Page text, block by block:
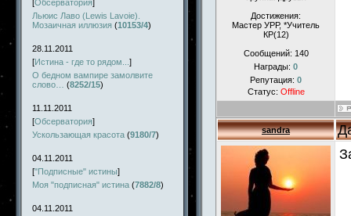
[Обсерватория]
Льюис Лаво (Lewis Lavoie).
Мозаичная иллюзия (10153/4)
28.11.2011
[Истина - где то рядом... ]
О бедном вампире замолвите
слово…
(8252/15)
11.11.2011
[Обсерватория]
Ускользающая красота (9180/7)
04.11.2011
["Подписные" истины]
Моя "подписная" истина (7882/8)
04.11.2011
Достижения:
Мастер УРР, *Учитель
КР(12)
Сообщений: 140
Награды: 0
Репутация: 0
Статус: Offline
sandra